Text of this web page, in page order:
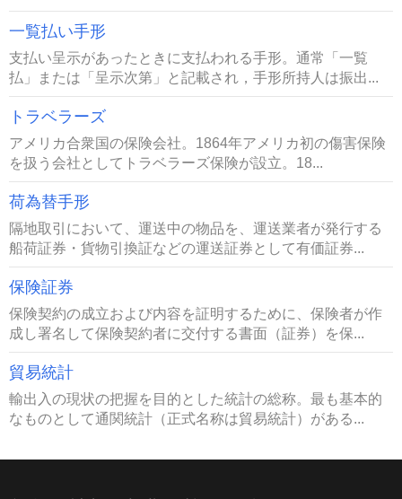
一覧払い手形
支払い呈示があったときに支払われる手形。通常「一覧
払」または「呈示次第」と記載され，手形所持人は振出...
トラベラーズ
アメリカ合衆国の保険会社。1864年アメリカ初の傷害保険
を扱う会社としてトラベラーズ保険が設立。18...
荷為替手形
隔地取引において、運送中の物品を、運送業者が発行する
船荷証券・貨物引換証などの運送証券として有価証券...
保険証券
保険契約の成立および内容を証明するために、保険者が作
成し署名して保険契約者に交付する書面（証券）を保...
貿易統計
輸出入の現状の把握を目的とした統計の総称。最も基本的
なものとして通関統計（正式名称は貿易統計）がある...